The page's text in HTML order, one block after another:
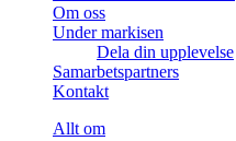
Om oss
Under markisen
Dela din upplevelse
Samarbetspartners
Kontakt
Allt om